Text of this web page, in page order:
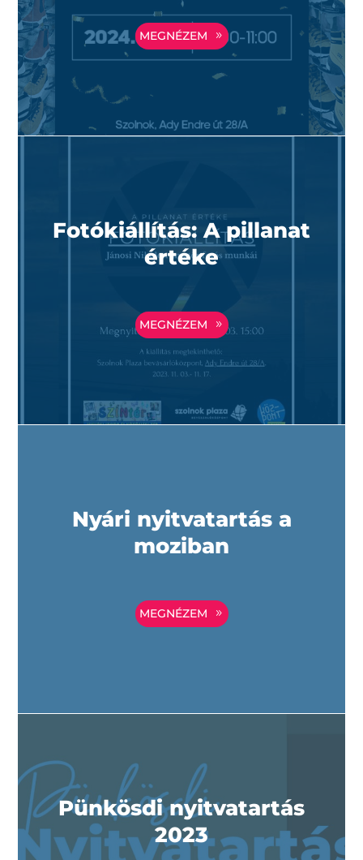
MEGNÉZEM
Fotókiállítás: A pillanat
értéke
MEGNÉZEM
Nyári nyitvatartás a
moziban
MEGNÉZEM
Pünkösdi nyitvatartás
2023